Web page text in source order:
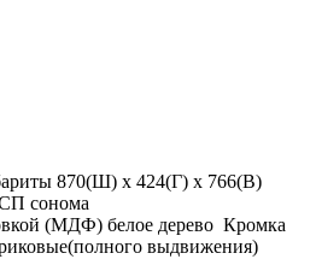
870(Ш) х 424(Г) х 766(В)
сонома
(МДФ) белое дерево Кромка
выдвижения)